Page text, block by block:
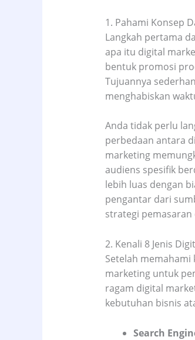
1. Pahami Konsep
Langkah pertama
apa itu digital
bentuk promosi
Tujuannya
menghabiskan
Anda tidak perlu
perbedaan antara
marketing
audiens spesifik
lebih luas dengan
pengantar dari
strategi pemasaran
2. Kenali 8 Jenis
Setelah
marketing untuk
ragam digital
kebutuhan bisnis
Search